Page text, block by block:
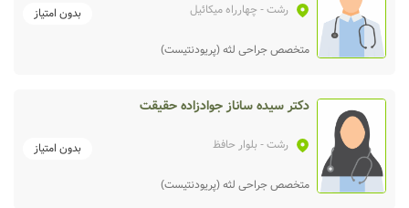
رشت- چهارراه میکائیل بدون امتیاز
متخصص جراحی لثه (پریودنتیست)
دکتر سیده ساناز جوادزاده حقیقت
رشت- بلوار حافظ بدون امتیاز
متخصص جراحی لثه (پریودنتیست)